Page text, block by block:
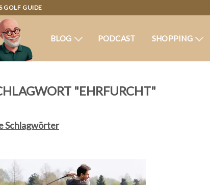
GOLF GUIDE
BLOG PODCAST SHOPPING
"EHRFURCHT"
Schlagwörter